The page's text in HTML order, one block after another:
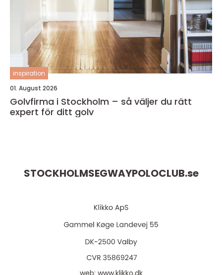
inspiration
01. August 2026
Golvfirma i Stockholm – så väljer du rätt
expert för ditt golv
STOCKHOLMSEGWAYPOLOCLUB.se
web: www.klikko.dk